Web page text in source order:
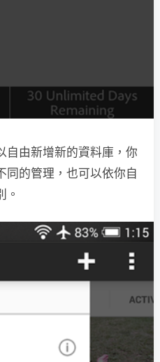
自由新增新的資料庫，你
同的管理，也可以依你自
。